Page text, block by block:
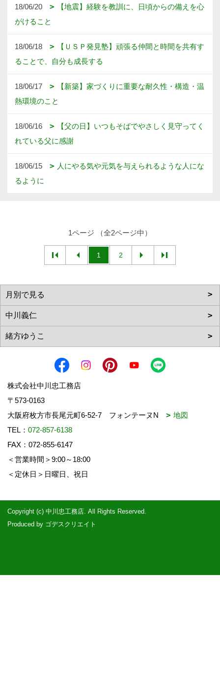
18/06/20
【地震】経験を教訓に、日頃からの備えを心
がけること
18/06/18
【ＵＳＰ発見塾】頑張る仲間と時間を共有す
ることで、自分も成長する
18/06/17
【新築】家づくりに重要な耐久性・構造・温
熱環境のこと
18/06/16
【父の日】いつもそばでやさしく見守ってく
れている父に感謝
18/06/15
人にやる気や元気を与えられるような人にな
るように
1ページ （全2ページ中）
1 2
株式会社中川忠工務店
〒573-0163
大阪府枚方市長尾元町6-52-7 フォンテーヌN
地図
TEL： 072-857-6138
FAX：072-855-6147
＜営業時間＞9:00～18:00
＜定休日＞日曜日、祝日
Copyright (c) 中川忠工務店. All Rights Reserved.
Produced by ゴデスクリエイト